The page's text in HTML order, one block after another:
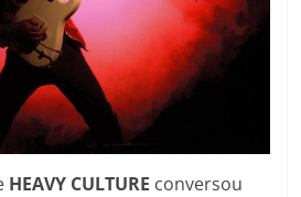
HEAVY CULTURE conversou